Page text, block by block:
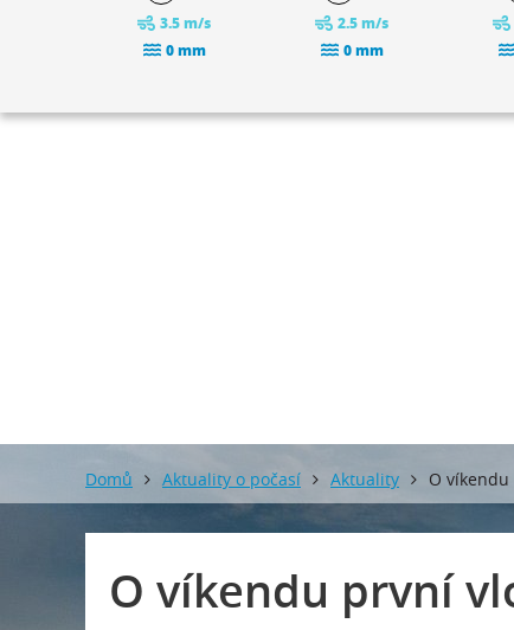
3.5 m/s
0 mm
2.5 m/s
0 mm
Domů Aktuality o počasí Aktuality O
O víkendu první